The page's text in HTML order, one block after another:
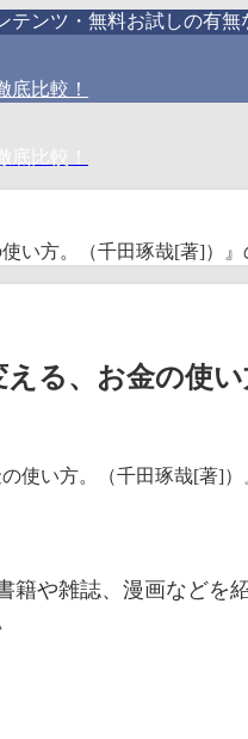
ンツ・無料お試しの有
底比較！
底比較！
い方。（千田琢哉[著]）』
える、お金の使
や雑誌、漫画など